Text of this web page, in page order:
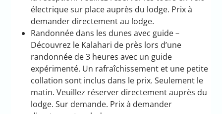
électrique sur place auprès du lodge. Prix à
demander directement au lodge.
Randonnée dans les dunes avec guide –
Découvrez le Kalahari de près lors d’une
randonnée de 3 heures avec un guide
expérimenté. Un rafraîchissement et une petite
collation sont inclus dans le prix. Seulement le
matin. Veuillez réserver directement auprès du
lodge. Sur demande. Prix à demander